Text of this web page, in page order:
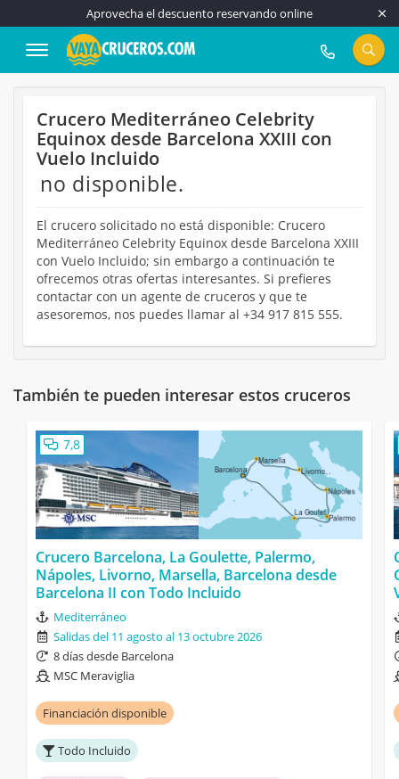
Aprovecha el descuento reservando online
917 815 555
Crucero Mediterráneo Celebrity
Equinox desde Barcelona XXIII con
Vuelo Incluido
no disponible.
El crucero solicitado no está disponible: Crucero
Mediterráneo Celebrity Equinox desde Barcelona XXIII
con Vuelo Incluido; sin embargo a continuación te
ofrecemos otras ofertas interesantes. Si prefieres
contactar con un agente de cruceros y que te
asesoremos, nos puedes llamar al +34 917 815 555.
También te pueden interesar estos cruceros
7,8
Crucero Barcelona, La Goulette, Palermo,
Nápoles, Livorno, Marsella, Barcelona desde
Barcelona II con Todo Incluido
Mediterráneo
Salidas del 11 agosto al 13 octubre 2026
8 días desde Barcelona
MSC Meraviglia
Financiación disponible
Todo Incluido